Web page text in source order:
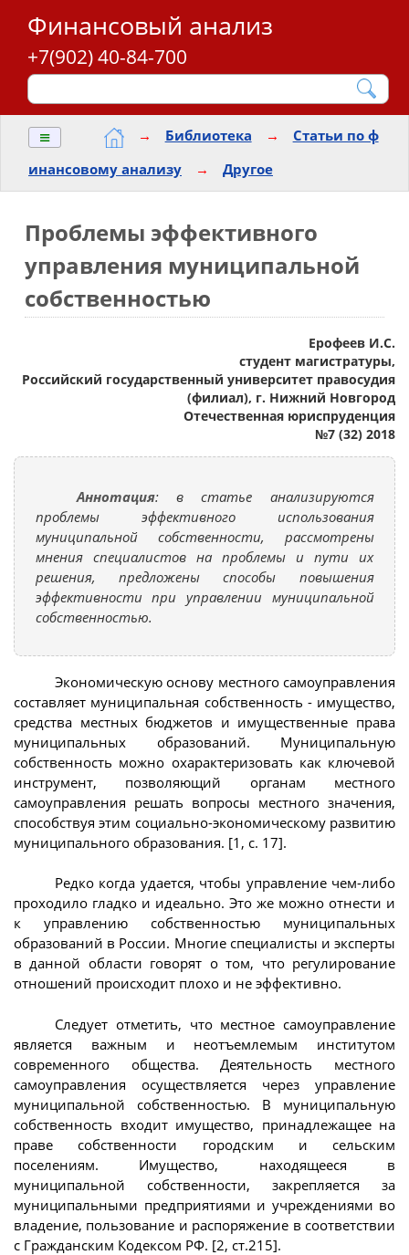
Финансовый анализ
+7(902) 40-84-700
≡ → Библиотека →
Статьи по ф
инансовому анализу
→ Другое
Проблемы эффективного
управления муниципальной
собственностью
Ерофеев И.С.
студент магистратуры,
Российский государственный университет правосудия
(филиал), г. Нижний Новгород
Отечественная юриспруденция
№7 (32) 2018
Аннотация: в статье анализируются
проблемы эффективного использования
муниципальной собственности, рассмотрены
мнения специалистов на проблемы и пути их
решения, предложены способы повышения
эффективности при управлении муниципальной
собственностью.
Экономическую основу местного самоуправления
составляет муниципальная собственность - имущество,
средства местных бюджетов и имущественные права
муниципальных образований. Муниципальную
собственность можно охарактеризовать как ключевой
инструмент, позволяющий органам местного
самоуправления решать вопросы местного значения,
способствуя этим социально-экономическому развитию
муниципального образования. [1, с. 17].
Редко когда удается, чтобы управление чем-либо
проходило гладко и идеально. Это же можно отнести и
к управлению собственностью муниципальных
образований в России. Многие специалисты и эксперты
в данной области говорят о том, что регулирование
отношений происходит плохо и не эффективно.
Следует отметить, что местное самоуправление
является важным и неотъемлемым институтом
современного общества. Деятельность местного
самоуправления осуществляется через управление
муниципальной собственностью. В муниципальную
собственность входит имущество, принадлежащее на
праве собственности городским и сельским
поселениям. Имущество, находящееся в
муниципальной собственности, закрепляется за
муниципальными предприятиями и учреждениями во
владение, пользование и распоряжение в соответствии
с Гражданским Кодексом РФ. [2, ст.215].